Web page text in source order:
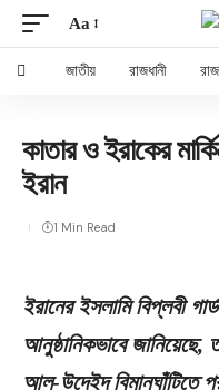
Aa
জাতীয় রাজধানী
কাতার ও ইরাকের
ইরান
1 Min Read
ইরানের ইসলামি বিপ্লবী
আনুষ্ঠানিকভাবে জানিয়েছে,
আল-উদেইদ বিমানঘাঁটিতে